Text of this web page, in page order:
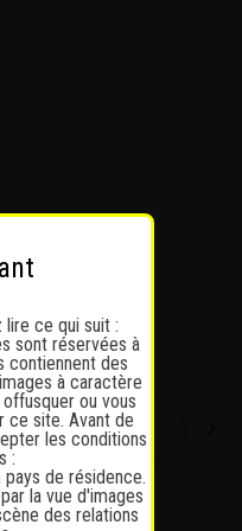
lire ce qui suit :
sont réservées à
contiennent des
à caractère
ou vous
ce site. Avant de
les conditions
:
de résidence.
la vue d'images
des relations